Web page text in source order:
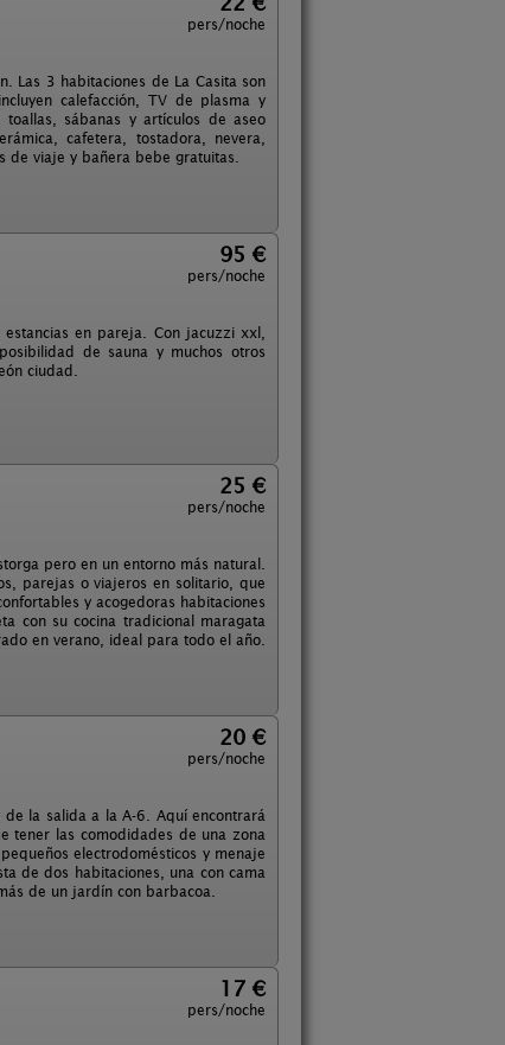
pers/noche
Las 3 habitaciones de La Casita son
calefacción, TV de plasma y
sábanas y artículos de aseo
cafetera, tostadora, nevera,
de viaje y bañera bebe gratuitas.
95 €
pers/noche
en pareja. Con jacuzzi xxl,
de sauna y muchos otros
ciudad.
25 €
pers/noche
pero en un entorno más natural.
parejas o viajeros en solitario, que
y acogedoras habitaciones
con su cocina tradicional maragata
en verano, ideal para todo el año.
20 €
pers/noche
la salida a la A-6. Aquí encontrará
tener las comodidades de una zona
electrodomésticos y menaje
de dos habitaciones, una con cama
de un jardín con barbacoa.
17 €
pers/noche